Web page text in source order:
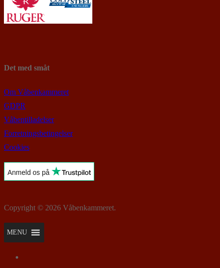
Det med småt
Om Våbenkammeret
GDPR
Våbentilladelser
Forretningsbetingelser
Cookies
Copyright © 2026 Våbenkammeret.
MENU